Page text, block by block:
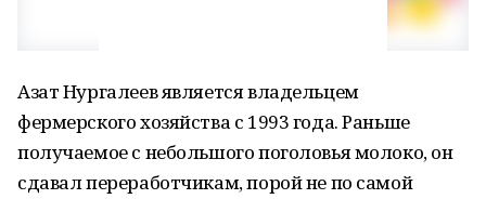
Азат Нургалеев является владельцем
фермерского хозяйства с 1993 года. Раньше
получаемое с небольшого поголовья молоко, он
сдавал переработчикам, порой не по самой